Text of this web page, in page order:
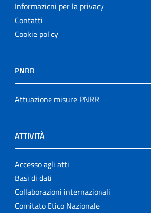
Informazioni per la privacy
Contatti
Cookie policy
PNRR
Attuazione misure PNRR
ATTIVITÀ
Accesso agli atti
Basi di dati
Collaborazioni internazionali
Comitato Etico Nazionale